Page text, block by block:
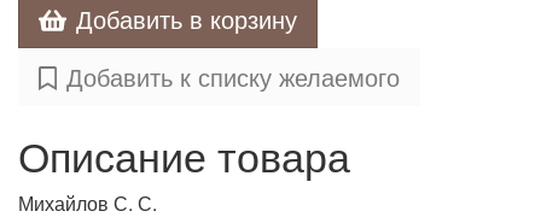
Добавить в корзину
Добавить к списку желаемого
Описание товара
Михайлов С. С.